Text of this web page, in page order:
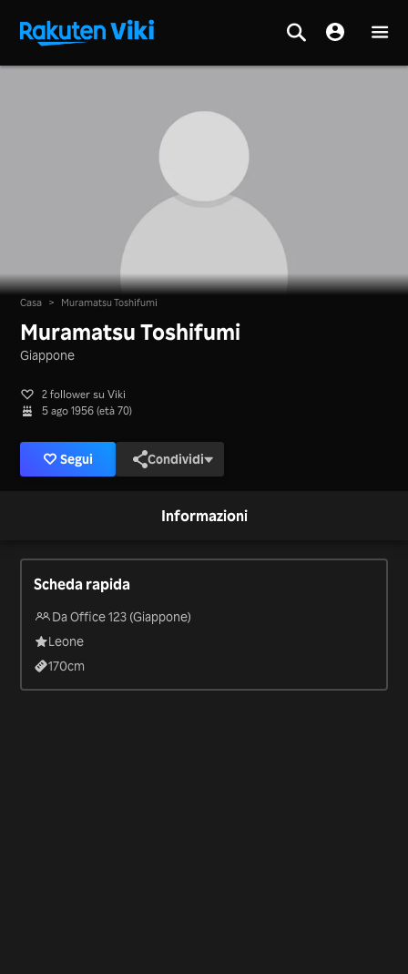
Casa > Muramatsu Toshifumi
Muramatsu Toshifumi
Giappone
2 follower su Viki
5 ago 1956 (età 70)
Segui Condividi
Informazioni
Scheda rapida
Da Office 123 (Giappone)
Leone
170cm